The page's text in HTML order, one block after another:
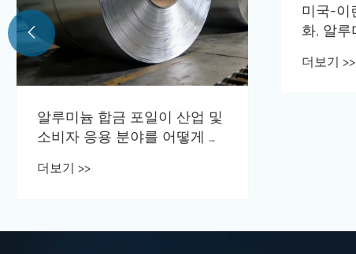
알루미늄 합금 포일이 산업 및
소비자 응용 분야를 어떻게 향
더보기 >>
미국-이
화, 알
더보기 >>
